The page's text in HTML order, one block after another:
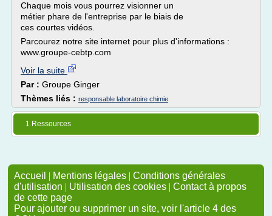
Chaque mois vous pourrez visionner un
métier phare de l'entreprise par le biais de
ces courtes vidéos.
Parcourez notre site internet pour plus d'informations :
www.groupe-cebtp.com
Voir la suite
Par : Groupe Ginger
Thèmes liés : responsable laboratoire chimie
1 Ressources
Accueil | Mentions légales | Conditions générales
d'utilisation | Utilisation des cookies | Contact à propos
de cette page
Pour ajouter ou supprimer un site, voir l'article 4 des